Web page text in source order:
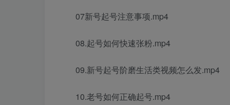
07新号起号注意事项.mp4
08.起号如何快速张粉.mp4
09.新号起号阶磨生活类视频怎么发.mp4
10.老号如何正确起号.mp4